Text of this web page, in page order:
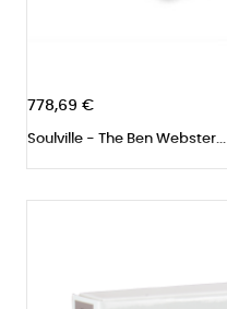
778,69 €
Soulville - The Ben Webster...